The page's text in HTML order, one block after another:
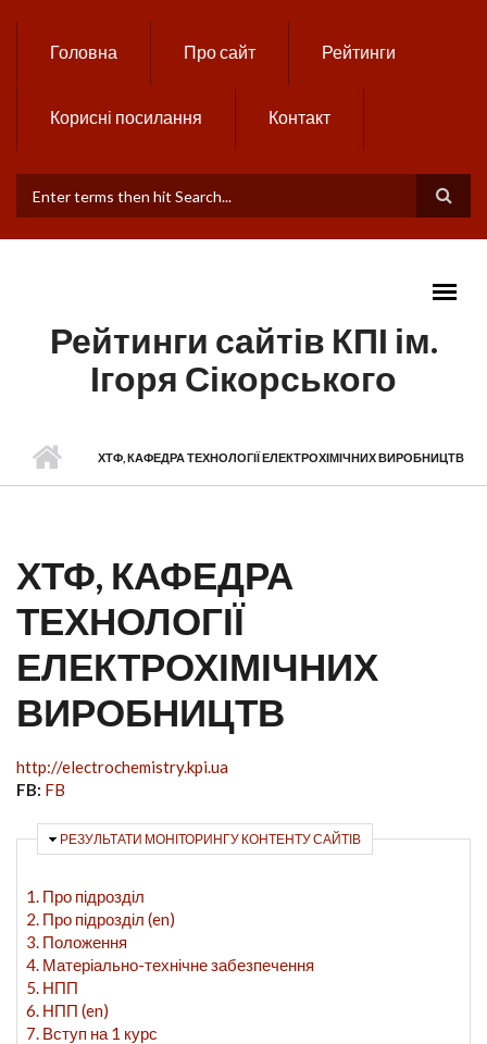
Головна Про сайт Рейтинги
Корисні посилання Контакт
ПОШУКОВА ФОРМА
Рейтинги сайтів КПІ ім.
Ігоря Сікорського
MAIN MENU
ХТФ, КАФЕДРА ТЕХНОЛОГІЇ ЕЛЕКТРОХІМІЧНИХ ВИРОБНИЦТВ
ХТФ, КАФЕДРА
ТЕХНОЛОГІЇ
ЕЛЕКТРОХІМІЧНИХ
ВИРОБНИЦТВ
http://electrochemistry.kpi.ua
FB: FB
ПРИХОВАТИ
РЕЗУЛЬТАТИ МОНІТОРИНГУ КОНТЕНТУ САЙТІВ
1. Про підрозділ
2. Про підрозділ (en)
3. Положення
4. Матеріально-технічне забезпечення
5. НПП
6. НПП (en)
7. Вступ на 1 курс